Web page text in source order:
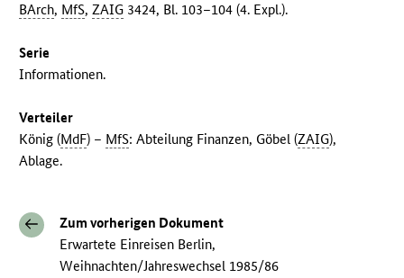
BArch, MfS,ZAIG 3424, Bl. 103–104 (4. Expl.).
Serie
Informationen.
Verteiler
König (MdF) – MfS: Abteilung Finanzen, Göbel (ZAIG),
Ablage.
Zum vorherigen Dokument
Erwartete Einreisen Berlin,
Weihnachten/Jahreswechsel 1985/86